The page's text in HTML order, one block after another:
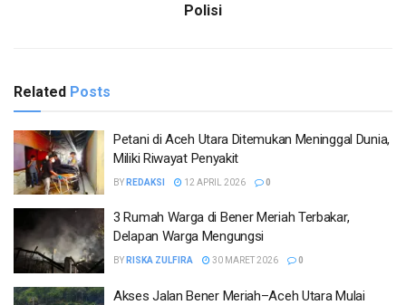
Polisi
Related Posts
Petani di Aceh Utara Ditemukan Meninggal Dunia,
Miliki Riwayat Penyakit
BY REDAKSI 12 APRIL 2026 0
3 Rumah Warga di Bener Meriah Terbakar,
Delapan Warga Mengungsi
BY RISKA ZULFIRA 30 MARET 2026 0
Akses Jalan Bener Meriah–Aceh Utara Mulai